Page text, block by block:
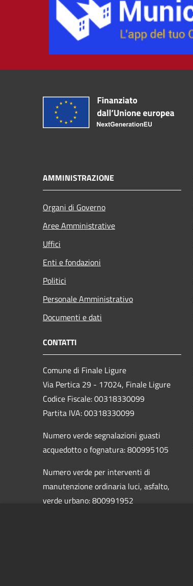
AMMINISTRAZIONE
Organi di Governo
Aree Amministrative
Uffici
Enti e fondazioni
Politici
Personale Amministrativo
Documenti e dati
CONTATTI
Comune di Finale Ligure
Via Pertica 29 - 17024, Finale Ligure
Codice Fiscale: 00318330099
Partita IVA: 00318330099
Numero verde segnalazioni guasti
acquedotto o fognatura: 800995105
Numero verde per interventi di
manutenzione ordinaria luci, asfalto,
verde urbano: 800991952